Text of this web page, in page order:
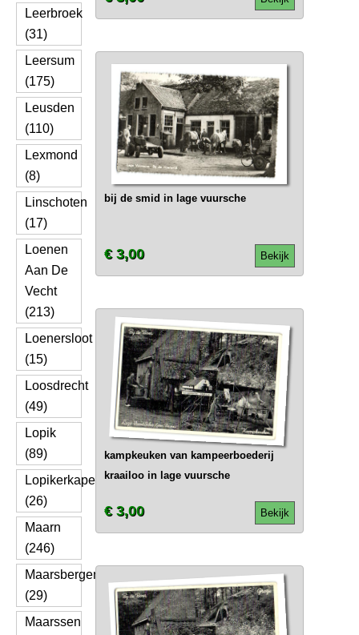
Leerbroek
(31)
Leersum
(175)
Leusden
(110)
Lexmond
(8)
Linschoten
(17)
Loenen
Aan De
Vecht
(213)
Loenersloot
(15)
Loosdrecht
(49)
Lopik
(89)
Lopikerkapel
(26)
Maarn
(246)
Maarsbergen
(29)
Maarssen
bij de smid in lage vuursche
Bekijk
€ 3,00
kampkeuken van kampeerboederij
kraailoo in lage vuursche
Bekijk
€ 3,00